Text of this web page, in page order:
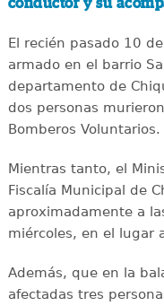
conductor y su
El recién pasado 10
armado en el barrio
departamento de
dos personas
Bomberos Voluntarios.
Mientras tanto, el
Fiscalía Municipal de
aproximadamente a
miércoles, en el lugar
Además, que en la
afectadas tres